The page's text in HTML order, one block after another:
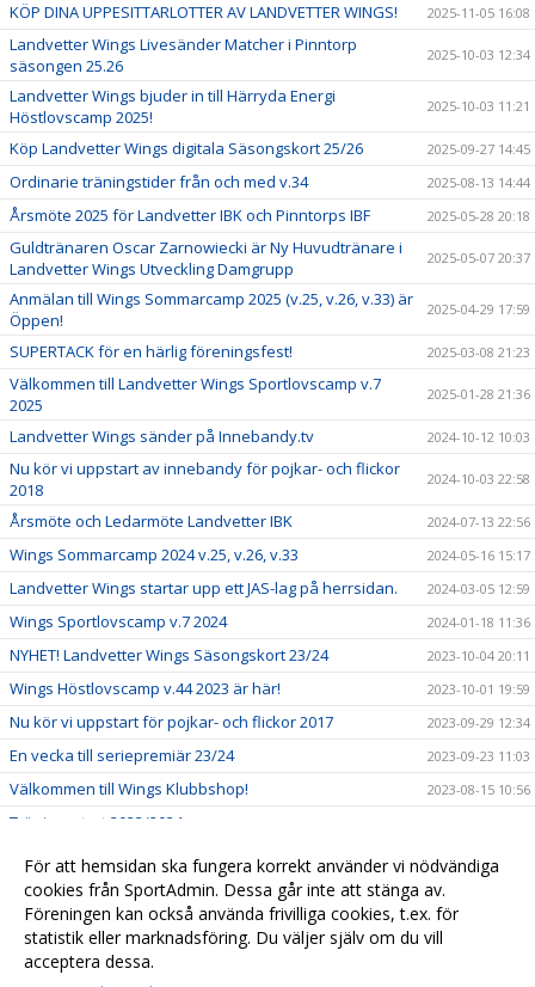
KÖP DINA UPPESITTARLOTTER AV LANDVETTER WINGS! 2025-11-05 16:08
Landvetter Wings Livesänder Matcher i Pinntorp
säsongen 25.26
2025-10-03 12:34
Landvetter Wings bjuder in till Härryda Energi
Höstlovscamp 2025!
2025-10-03 11:21
Köp Landvetter Wings digitala Säsongskort 25/26 2025-09-27 14:45
Ordinarie träningstider från och med v.34 2025-08-13 14:44
Årsmöte 2025 för Landvetter IBK och Pinntorps IBF 2025-05-28 20:18
Guldtränaren Oscar Zarnowiecki är Ny Huvudtränare i
Landvetter Wings Utveckling Damgrupp
2025-05-07 20:37
Anmälan till Wings Sommarcamp 2025 (v.25, v.26, v.33) är
Öppen!
2025-04-29 17:59
SUPERTACK för en härlig föreningsfest! 2025-03-08 21:23
Välkommen till Landvetter Wings Sportlovscamp v.7
2025
2025-01-28 21:36
Landvetter Wings sänder på Innebandy.tv 2024-10-12 10:03
Nu kör vi uppstart av innebandy för pojkar- och flickor
2018
2024-10-03 22:58
Årsmöte och Ledarmöte Landvetter IBK 2024-07-13 22:56
Wings Sommarcamp 2024 v.25, v.26, v.33 2024-05-16 15:17
Landvetter Wings startar upp ett JAS-lag på herrsidan. 2024-03-05 12:59
Wings Sportlovscamp v.7 2024 2024-01-18 11:36
NYHET! Landvetter Wings Säsongskort 23/24 2023-10-04 20:11
Wings Höstlovscamp v.44 2023 är här! 2023-10-01 19:59
Nu kör vi uppstart för pojkar- och flickor 2017 2023-09-29 12:34
En vecka till seriepremiär 23/24 2023-09-23 11:03
Välkommen till Wings Klubbshop! 2023-08-15 10:56
Träningsstart 2023/2024
Hemvändare klar för herrlaget! 2023-03-16 15:20
USM - F16 - Kvalhelg i Pinntorp 4-5/2 2023-02-03 16:13
Välkomna till Landvetter Wings! 2021-11-08 16:21
För att hemsidan ska fungera korrekt använder vi nödvändiga
cookies från SportAdmin. Dessa går inte att stänga av.
Föreningen kan också använda frivilliga cookies, t.ex. för
statistik eller marknadsföring. Du väljer själv om du vill
acceptera dessa.